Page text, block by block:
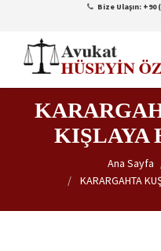
Bize Ulaşın: +90
KIŞLAYA
Ana Sayfa
KARARGAHTA